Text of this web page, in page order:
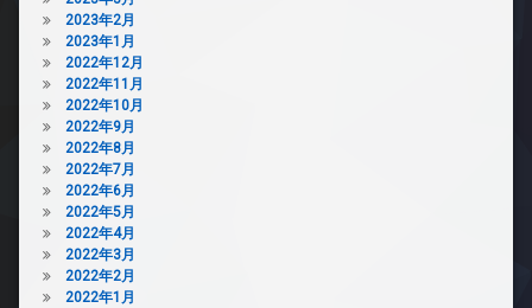
2023年2月
2023年1月
2022年12月
2022年11月
2022年10月
2022年9月
2022年8月
2022年7月
2022年6月
2022年5月
2022年4月
2022年3月
2022年2月
2022年1月